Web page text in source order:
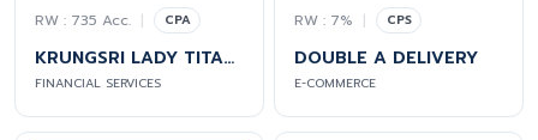
RW : 735 Acc. | CPA
KRUNGSRI LADY TITANIUM
FINANCIAL SERVICES
RW : 7% | CPS
DOUBLE A DELIVERY
E-COMMERCE